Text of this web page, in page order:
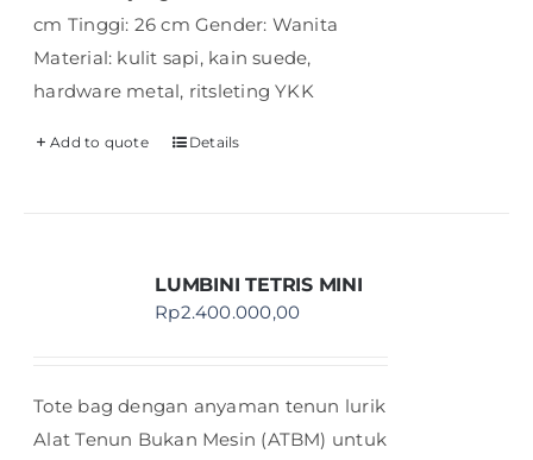
cm Tinggi: 26 cm Gender: Wanita
Material: kulit sapi, kain suede,
hardware metal, ritsleting YKK
Add to quote Details
LUMBINI TETRIS MINI
Rp2.400.000,00
Tote bag dengan anyaman tenun lurik
Alat Tenun Bukan Mesin (ATBM) untuk